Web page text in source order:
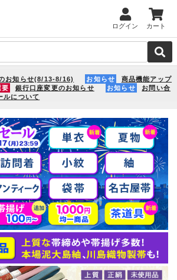
ログイン カート
お知らせ(8/13-8/16) お知らせ
商品機能アップ
要 銀行口座変更のお知らせ お知らせ
お問い合
ルについて